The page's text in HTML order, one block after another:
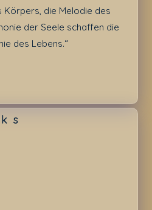
Körpers, die Melodie des
der Seele schaffen die
des Lebens.“